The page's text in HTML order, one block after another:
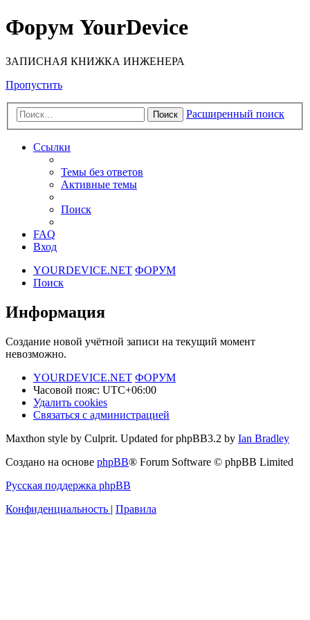
Форум YourDevice
ЗАПИСНАЯ КНИЖКА ИНЖЕНЕРА
Пропустить
Поиск Расширенный поиск
Ссылки
Темы без ответов
Активные темы
Поиск
FAQ
Вход
YOURDEVICE.NET ФОРУМ
Поиск
Информация
Создание новой учётной записи на текущий момент
невозможно.
YOURDEVICE.NET ФОРУМ
Часовой пояс: UTC+06:00
Удалить cookies
Связаться с администрацией
Maxthon style by Culprit. Updated for phpBB3.2 by Ian Bradley
Создано на основе phpBB® Forum Software © phpBB Limited
Русская поддержка phpBB
Конфиденциальность | Правила